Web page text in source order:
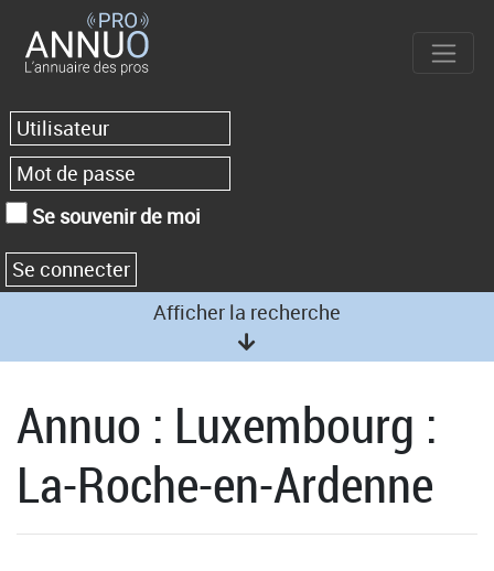
Se souvenir de moi
Afficher la recherche
Annuo : Luxembourg :
La-Roche-en-Ardenne